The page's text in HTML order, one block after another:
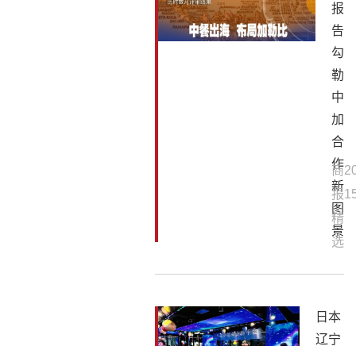
报
告
勾
勒
中
加
合
作
新
图
景
商
报
精
选
日本
辽宁